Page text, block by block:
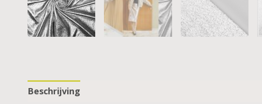
Beschrijving